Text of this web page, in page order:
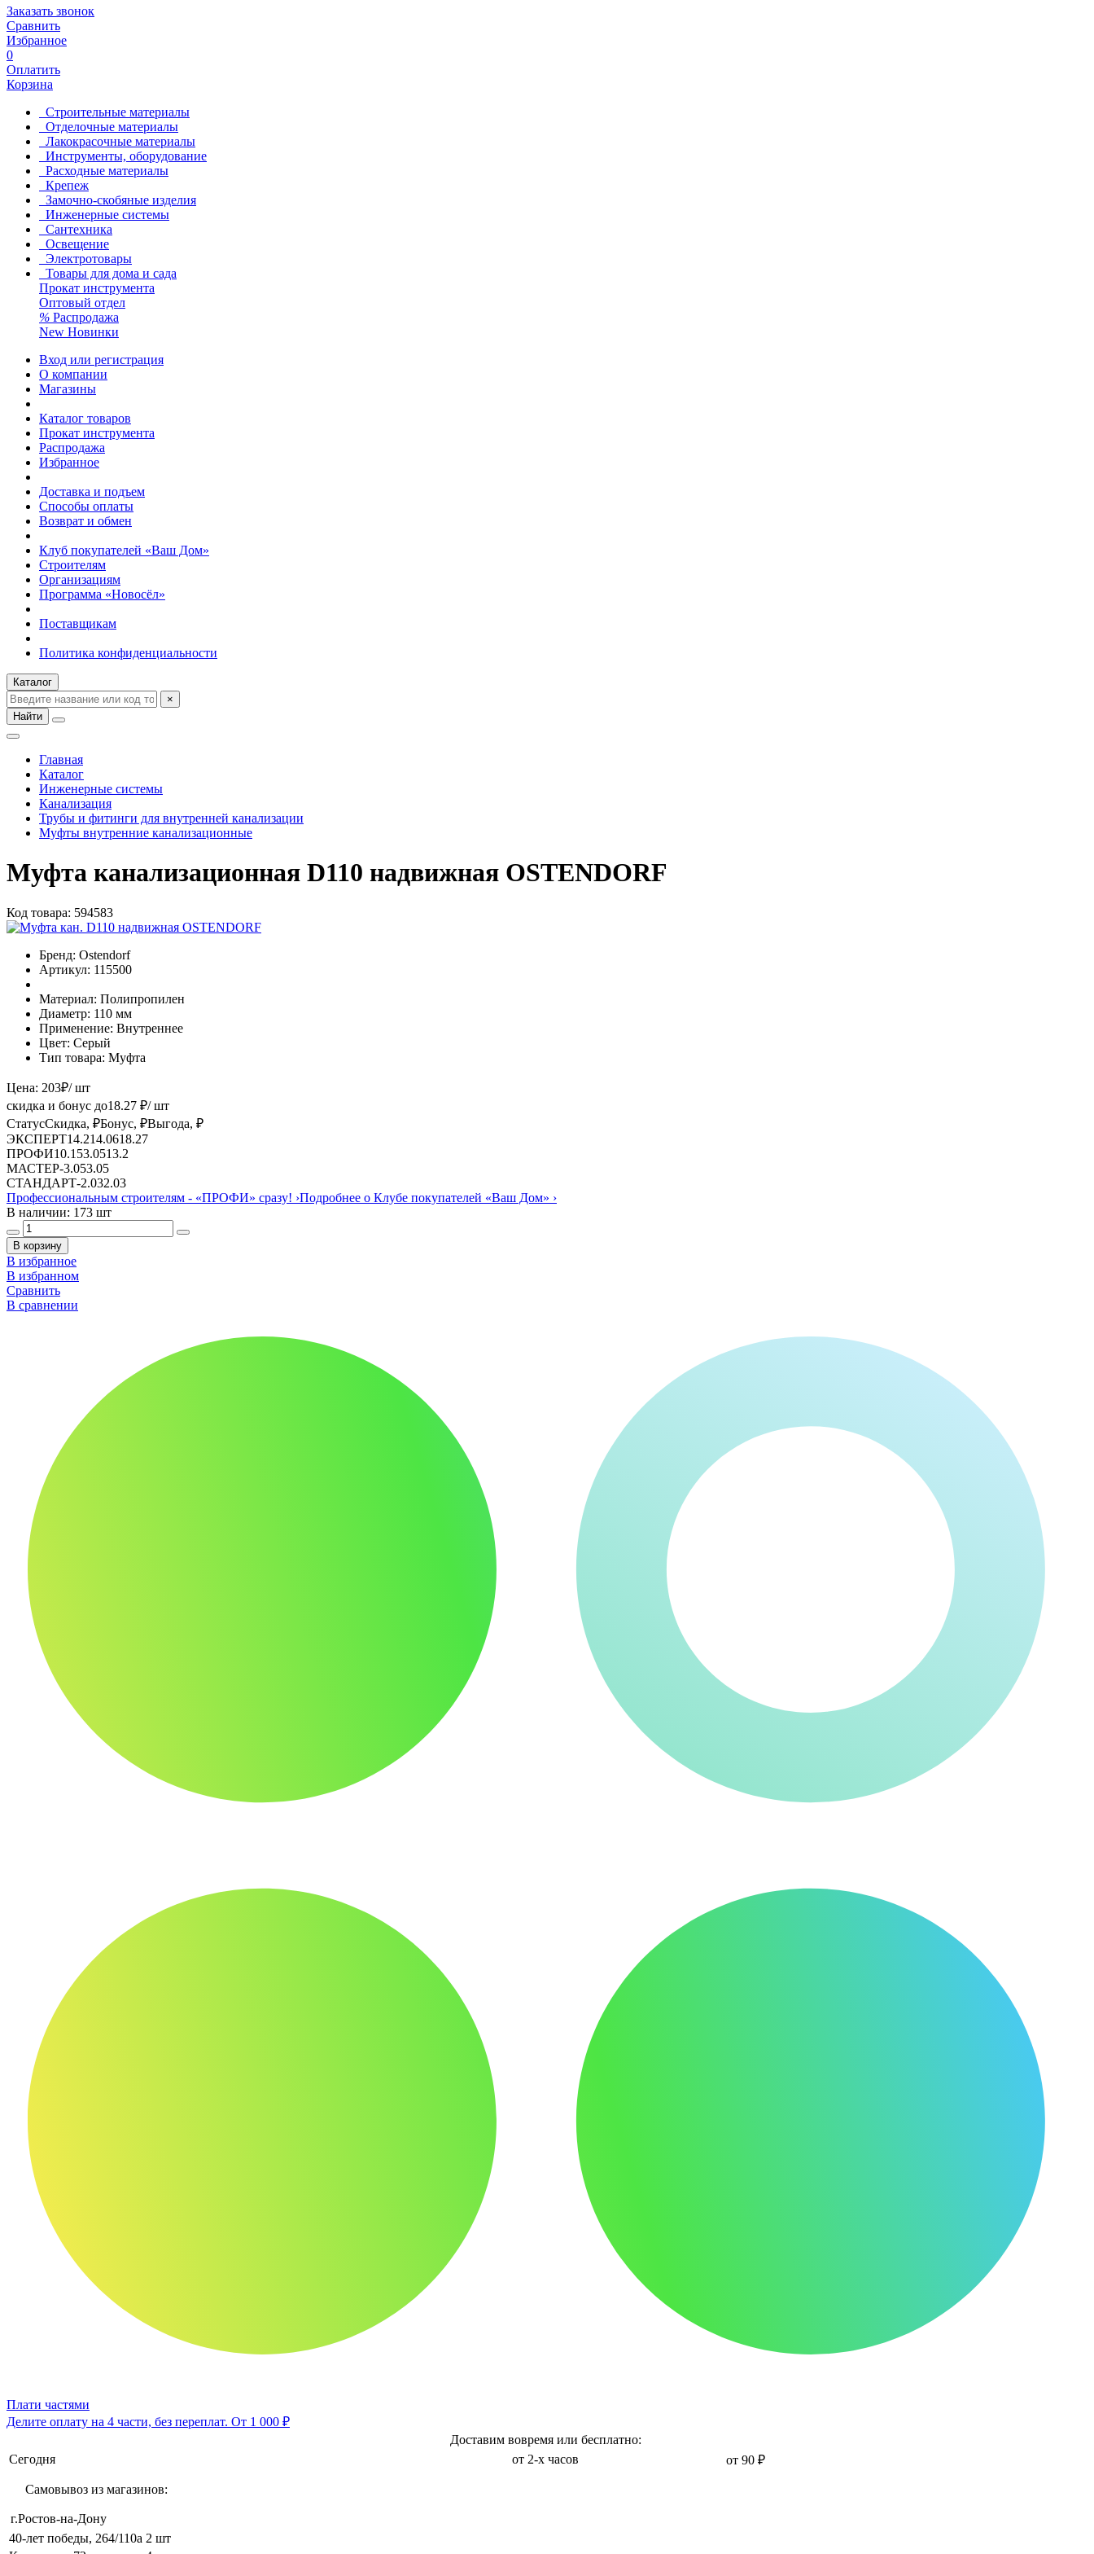
Заказать звонок
Сравнить
Избранное
0
Оплатить
Корзина
Строительные материалы
Отделочные материалы
Лакокрасочные материалы
Инструменты, оборудование
Расходные материалы
Крепеж
Замочно-скобяные изделия
Инженерные системы
Сантехника
Освещение
Электротовары
Товары для дома и сада
Прокат инструмента
Оптовый отдел
% Распродажа
New Новинки
Вход или регистрация
О компании
Магазины
Каталог товаров
Прокат инструмента
Распродажа
Избранное
Доставка и подъем
Способы оплаты
Возврат и обмен
Клуб покупателей «Ваш Дом»
Строителям
Организациям
Программа «Новосёл»
Поставщикам
Политика конфиденциальности
Каталог
×
Найти
Главная
Каталог
Инженерные системы
Канализация
Трубы и фитинги для внутренней канализации
Муфты внутренние канализационные
Муфта канализационная D110 надвижная OSTENDORF
Код товара: 594583
Бренд: Ostendorf
Артикул: 115500
Материал: Полипропилен
Диаметр: 110 мм
Применение: Внутреннее
Цвет: Серый
Тип товара: Муфта
Цена: 203₽/ шт
скидка и бонус до18.27 ₽/ шт
СтатусСкидка, ₽Бонус, ₽Выгода, ₽
ЭКСПЕРТ14.214.0618.27
ПРОФИ10.153.0513.2
МАСТЕР-3.053.05
СТАНДАРТ-2.032.03
Профессиональным строителям - «ПРОФИ» сразу! ›Подробнее о Клубе покупателей «Ваш Дом» ›
В наличии: 173 шт
В корзину
В избранное
В избранном
Сравнить
В сравнении
Плати частями
Делите оплату на 4 части, без переплат. От 1 000 ₽
Доставим вовремя или бесплатно:
Сегодня
от 2-х часов от 90 ₽
Самовывоз из магазинов:
г.Ростов-на-Дону
40-лет победы, 264/110а 2 шт